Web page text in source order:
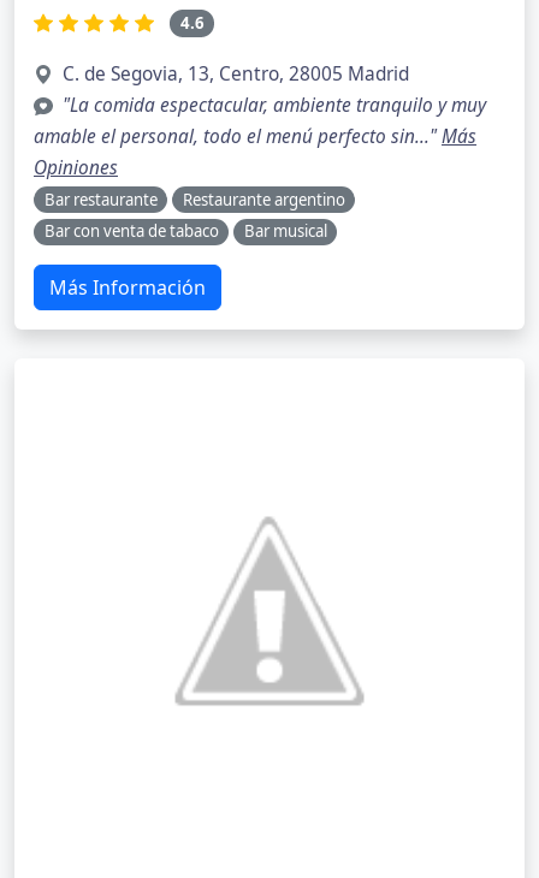
4.6
C. de Segovia, 13, Centro, 28005 Madrid
"La comida espectacular, ambiente tranquilo y muy
amable el personal, todo el menú perfecto sin..."Más
Opiniones
Bar restaurante
Restaurante argentino
Bar con venta de tabaco
Bar musical
Más Información